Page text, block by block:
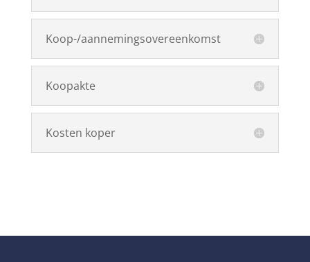
Koop-/aannemingsovereenkomst
Koopakte
Kosten koper